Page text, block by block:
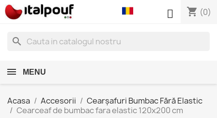
shopping_cart (0)

search
MENU
Acasa Accesorii
Cearșafuri Bumbac Fără Elastic
Cearceaf de bumbac fara elastic 120x200 cm